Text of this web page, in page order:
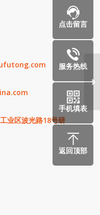
业区波光路18号研
点击留言
服务热线
手机填表
返回顶部